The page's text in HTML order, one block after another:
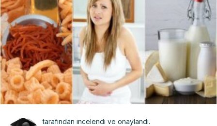
tarafından incelendi ve onaylandı.